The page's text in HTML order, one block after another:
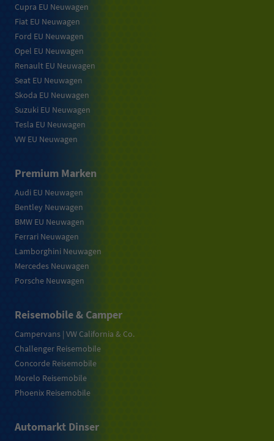
Cupra EU Neuwagen
Fiat EU Neuwagen
Ford EU Neuwagen
Opel EU Neuwagen
Renault EU Neuwagen
Seat EU Neuwagen
Skoda EU Neuwagen
Suzuki EU Neuwagen
Tesla EU Neuwagen
VW EU Neuwagen
Premium Marken
Audi EU Neuwagen
Bentley Neuwagen
BMW EU Neuwagen
Ferrari Neuwagen
Lamborghini Neuwagen
Mercedes Neuwagen
Porsche Neuwagen
Reisemobile & Camper
Campervans | VW California & Co.
Challenger Reisemobile
Concorde Reisemobile
Morelo Reisemobile
Phoenix Reisemobile
Automarkt Dinser